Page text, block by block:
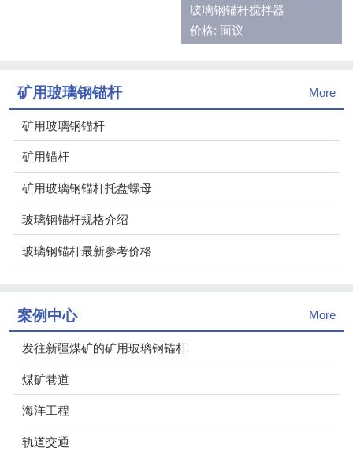
玻璃钢锚杆搅拌器
价格: 面议
矿用玻璃钢锚杆 More
矿用玻璃钢锚杆
矿用锚杆
矿用玻璃钢锚杆托盘螺母
玻璃钢锚杆规格介绍
玻璃钢锚杆最新参考价格
案例中心 More
发往新疆煤矿的矿用玻璃钢锚杆
煤矿巷道
海洋工程
轨道交通